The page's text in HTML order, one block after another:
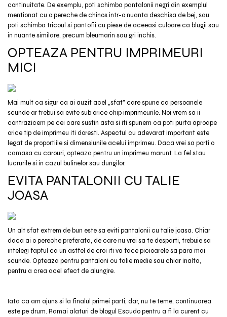
continuitate. De exemplu, poti schimba pantalonii negri din exemplul
mentionat cu o pereche de chinos intr-o nuanta deschisa de bej, sau
poti schimba tricoul si pantofii cu piese de aceeasi culoare ca blugii sau
in nuante similare, precum bleumarin sau gri inchis.
OPTEAZA PENTRU IMPRIMEURI
MICI
Mai mult ca sigur ca ai auzit acel „sfat” care spune ca persoanele
scunde ar trebui sa evite sub orice chip imprimeurile. Noi vrem sa ii
contrazicem pe cei care sustin asta si iti spunem ca poti purta aproape
orice tip de imprimeu iti doresti. Aspectul cu adevarat important este
legat de proportiile si dimensiunile acelui imprimeu. Daca vrei sa porti o
camasa cu carouri, opteaza pentru un imprimeu marunt. La fel stau
lucrurile si in cazul bulinelor sau dungilor.
EVITA PANTALONII CU TALIE
JOASA
Un alt sfat extrem de bun este sa eviti pantalonii cu talie joasa. Chiar
daca ai o pereche preferata, de care nu vrei sa te desparti, trebuie sa
intelegi faptul ca un astfel de croi iti va face picioarele sa para mai
scunde. Opteaza pentru pantaloni cu talie medie sau chiar inalta,
pentru a crea acel efect de alungire.
Iata ca am ajuns si la finalul primei parti, dar, nu te teme, continuarea
este pe drum. Ramai alaturi de blogul Escudo pentru a fi la curent cu